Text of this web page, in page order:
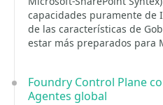
capacidades puramente de
de las características de
estar más preparados para
Foundry Control Plane
Agentes global